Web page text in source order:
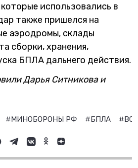
использовались в
также пришелся на
аэродромы, склады
сборки, хранения,
БПЛА дальнего действия.
Дарья Ситникова и
#МИНОБОРОНЫ РФ #БПЛА